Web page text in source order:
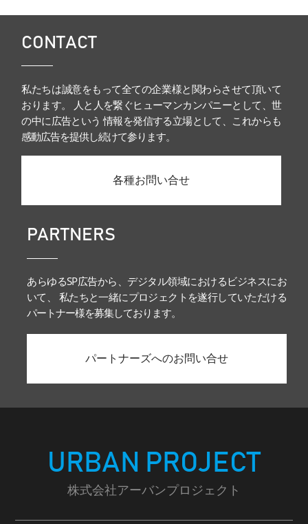
CONTACT
私たちは誠意をもって全ての企業様と関わらさせて頂いて
おります。 人と人を繋ぐヒューマンカンパニーとして、世
の中に広告という 情報を発信する立場として、これからも
感動広告を提供し続けて参ります。
各種お問い合せ
PARTNERS
あらゆるSP広告から、デジタル領域におけるビジネスにお
いて、 私たちと一緒にプロジェクトを遂行していただける
パートナー様を募集しております。
パートナーズへのお問い合せ
URBAN PROJECT
株式会社アーバンプロジェクト